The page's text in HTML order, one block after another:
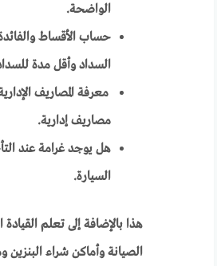
الواضحة.
حساب الأقساط
السداد وأقل مدة
معرفة المصاريف
مصاريف إدارية.
هل يوجد غرامة عند
السيارة.
هذا بالإضافة إلى تعلم
الصيانة وأماكن شراء البنزين